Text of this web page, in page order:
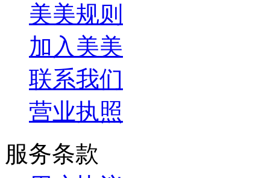
美美规则
加入美美
联系我们
营业执照
服务条款